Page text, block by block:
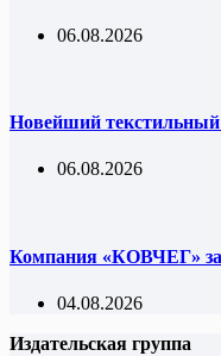
06.08.2026
Новейший текстильный
06.08.2026
Компания «КОВЧЕГ»
04.08.2026
Издательская группа